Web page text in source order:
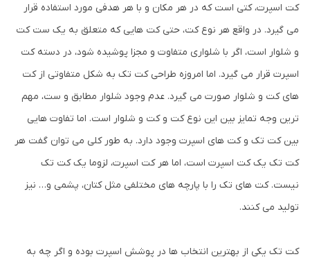
کت اسپرت، کتی است که در هر مکان و با هر هدفی مورد استفاده قرار
می گیرد. در واقع هر نوع کت، حتی کت هایی که متعلق به یک ست کت
و شلوار است، اگر با شلواری متفاوت و مجزا پوشیده شود، در دسته کت
اسپرت قرار می گیرد. اما امروزه طراحی کت تک به شکل متفاوتی از کت
های کت و شلوار صورت می گیرد. عدم وجود شلوار مطابق و ست، مهم
ترین وجه تمایز بین این نوع کت و کت و شلوار است. اما تفاوت هایی
بین کت تک و کت های اسپرت وجود دارد. به طور کلی می توان گفت هر
کت تک یک کت اسپرت است، اما هر کت اسپرت، لزوما یک کت تک
نیست. کت های تک را با پارچه های مختلفی مثل کتان، پشمی و… نیز
تولید می کنند.
کت تک یکی از بهترین انتخاب ها در پوشش اسپرت بوده و اگر چه به